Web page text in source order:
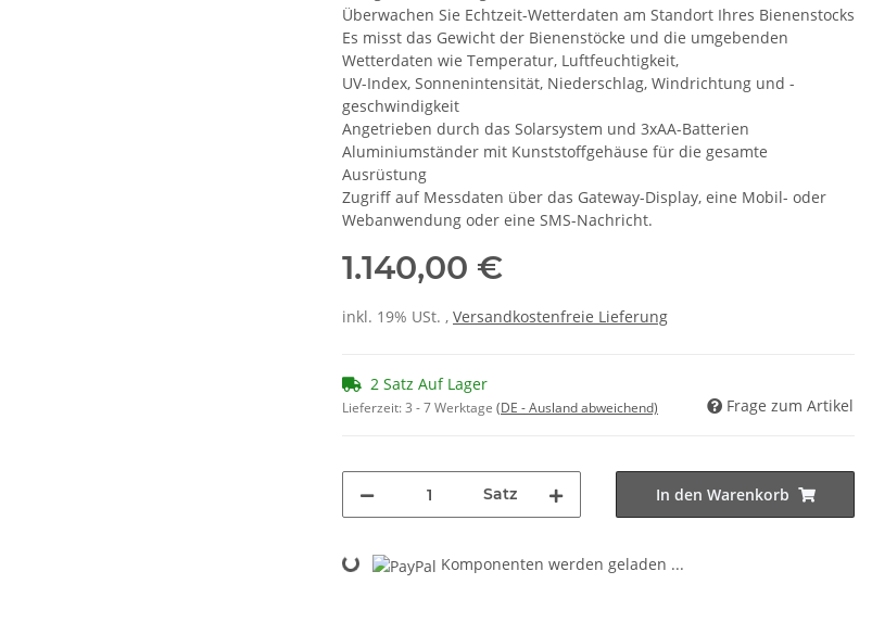
Überwachen Sie Echtzeit-Wetterdaten am Standort Ihres Bienenstocks
Es misst das Gewicht der Bienenstöcke und die umgebenden
Wetterdaten wie Temperatur, Luftfeuchtigkeit,
UV-Index, Sonnenintensität, Niederschlag, Windrichtung und -
geschwindigkeit
Angetrieben durch das Solarsystem und 3xAA-Batterien
Aluminiumständer mit Kunststoffgehäuse für die gesamte
Ausrüstung
Zugriff auf Messdaten über das Gateway-Display, eine Mobil- oder
Webanwendung oder eine SMS-Nachricht.
1.140,00 €
inkl. 19% USt. , Versandkostenfreie Lieferung
2 Satz Auf Lager
Lieferzeit:3 - 7 Werktage (DE - Ausland abweichend) Frage zum Artikel
Satz In den Warenkorb
Loading... Komponenten werden geladen ...